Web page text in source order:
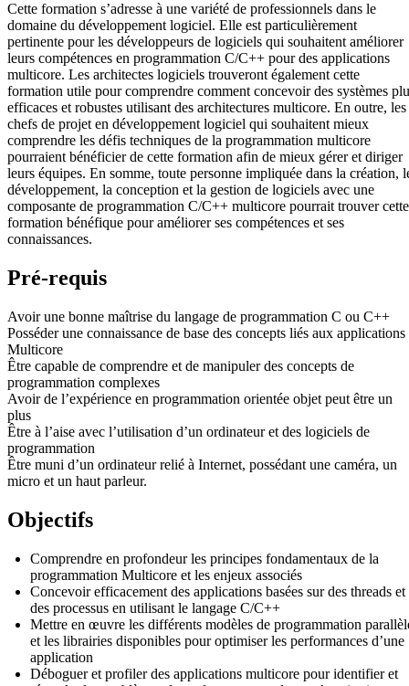
Cette formation s’adresse à une variété de professionnels dans le
domaine du développement logiciel. Elle est particulièrement
pertinente pour les développeurs de logiciels qui souhaitent améliorer
leurs compétences en programmation C/C++ pour des applications
multicore. Les architectes logiciels trouveront également cette
formation utile pour comprendre comment concevoir des systèmes
efficaces et robustes utilisant des architectures multicore. En outre, les
chefs de projet en développement logiciel qui souhaitent mieux
comprendre les défis techniques de la programmation multicore
pourraient bénéficier de cette formation afin de mieux gérer et diriger
leurs équipes. En somme, toute personne impliquée dans la création,
développement, la conception et la gestion de logiciels avec une
composante de programmation C/C++ multicore pourrait trouver cette
formation bénéfique pour améliorer ses compétences et ses
connaissances.
Pré-requis
Avoir une bonne maîtrise du langage de programmation C ou C++
Posséder une connaissance de base des concepts liés aux applications
Multicore
Être capable de comprendre et de manipuler des concepts de
programmation complexes
Avoir de l’expérience en programmation orientée objet peut être un
plus
Être à l’aise avec l’utilisation d’un ordinateur et des logiciels de
programmation
Être muni d’un ordinateur relié à Internet, possédant une caméra, un
micro et un haut parleur.
Objectifs
Comprendre en profondeur les principes fondamentaux de la
programmation Multicore et les enjeux associés
Concevoir efficacement des applications basées sur des threads et
des processus en utilisant le langage C/C++
Mettre en œuvre les différents modèles de programmation
et les librairies disponibles pour optimiser les performances d’une
application
Déboguer et profiler des applications multicore pour identifier et